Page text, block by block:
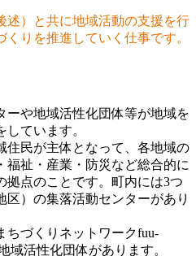
）と共に地域活動の支援を行
りを推進していく仕事です。
ーや地域活性化団体等が地域を
ています。
住民が主体となって、各地域の
福祉・産業・防災など総合的に
拠点のことです。町内には3つ
区）の集落活動センターがあり
ちづくりネットワークfuu-
域活性化団体があります。